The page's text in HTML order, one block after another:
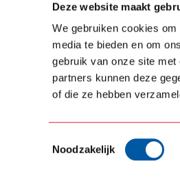
Deze website maakt
We gebruiken cookies
media te bieden en om
gebruik van onze site
partners kunnen deze
of die ze hebben
Toestemmingsselectie
Noodzakelijk